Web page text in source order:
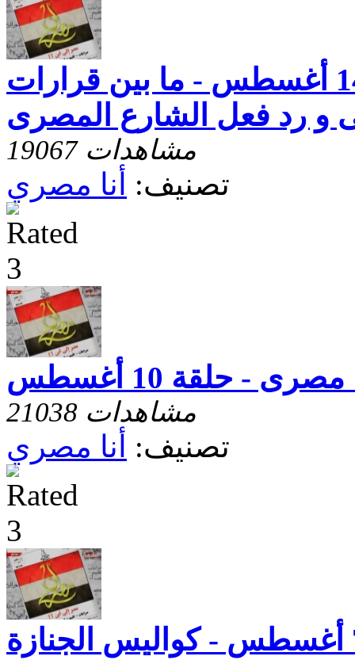
أنا مصرى - حلقة 14 أغسطس - ما بين قرارات
رد فعل الشارع المصرى
19067 مشاهدات
تصنيف: أنا مصري
مصرى - حلقة 10 أغسطس
21038 مشاهدات
تصنيف: أنا مصري
أنا مصرى - حلقة 7 أغسطس - كواليس الجنازة